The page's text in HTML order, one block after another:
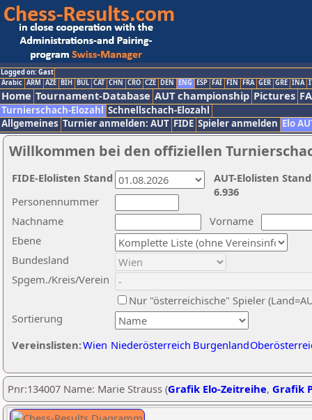
Logged on: Gast
Arabic ARM AZE BIH BUL CAT CHN CRO CZE DEN ENG ESP FAI FIN FRA GER GRE INA
Home Tournament-Database AUT championship Pictures
Turnierschach-Elozahl Schnellschach-Elozahl
Allgemeines Turnier anmelden: AUT FIDE Spieler anmelden Elo
Willkommen bei den offiziellen
Nachname
Vorname
Ebene
Sortierung
Personennummer
Bundesland
Spgem./Kreis/Verein
Nur "österreichische" Spieler
Vereinslisten:Wien Niederösterreich Burgenland
AUT-Elolisten
6.936
FIDE-Elolisten Stand
Pnr:134007 Name: Marie Strauss (Grafik Elo-Zeitreihe, Grafik